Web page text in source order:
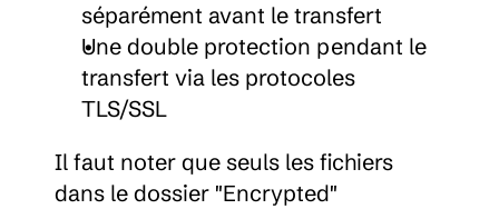
séparément avant le transfert
Une double protection pendant le
transfert via les protocoles
TLS/SSL
Il faut noter que seuls les fichiers
dans le dossier "Encrypted"